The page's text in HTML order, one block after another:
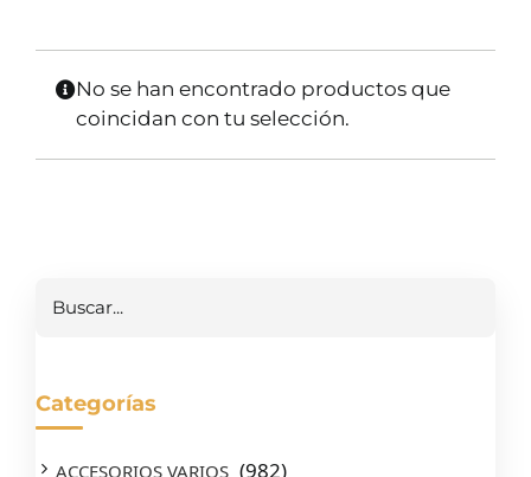
SERVICIOS TALLER
OCASIÓN
No se han encontrado productos que
coincidan con tu selección.
Categorías
ACCESORIOS VARIOS (982)